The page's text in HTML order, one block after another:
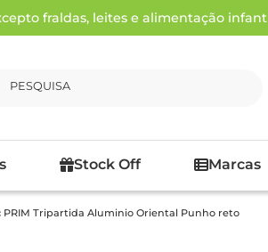
fraldas, leites e alimentação
PESQUISA
Stock Off Marcas
PRIM Tripartida Aluminio Oriental Punho reto